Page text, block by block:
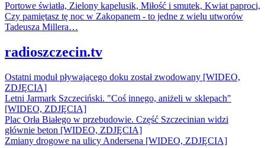
Portowe światła, Zielony kapelusik, Miłość i smutek, Kwiat paproci,
Czy pamiętasz tę noc w Zakopanem - to jedne z wielu utworów
Tadeusza Millera…
radioszczecin.tv
Ostatni moduł pływającego doku został zwodowany [WIDEO,
ZDJĘCIA]
Letni Jarmark Szczeciński. "Coś innego, aniżeli w sklepach"
[WIDEO, ZDJĘCIA]
Plac Orła Białego w przebudowie. Część Szczecinian widzi
głównie beton [WIDEO, ZDJĘCIA]
Zmiany drogowe na ulicy Andersena [WIDEO, ZDJĘCIA]